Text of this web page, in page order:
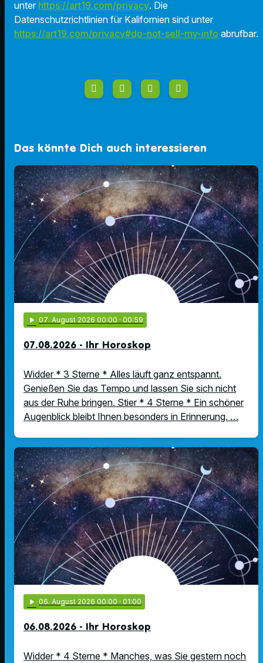
unter https://art19.com/privacy. Die
Datenschutzrichtlinien für Kalifornien sind unter
https://art19.com/privacy#do-not-sell-my-info abrufbar.
Das könnte Dich auch interessieren
play_arrow 07. August 2026 00:00 · 00:59
07.08.2026 - Ihr Horoskop
Widder * 3 Sterne * Alles läuft ganz entspannt.
Genießen Sie das Tempo und lassen Sie sich nicht
aus der Ruhe bringen. Stier * 4 Sterne * Ein schöner
Augenblick bleibt Ihnen besonders in Erinnerung. …
play_arrow 06. August 2026 00:00 · 01:00
06.08.2026 - Ihr Horoskop
Widder * 4 Sterne * Manches, was Sie gestern noch